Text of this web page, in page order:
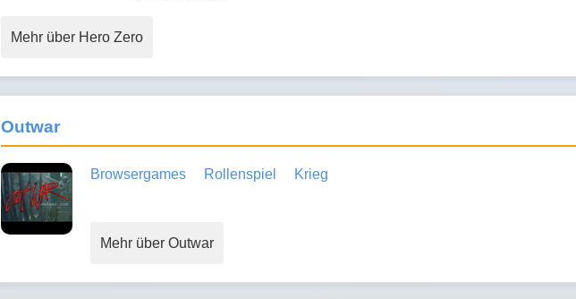
Mehr über Hero Zero
Outwar
Browsergames Rollenspiel Krieg
Mehr über Outwar